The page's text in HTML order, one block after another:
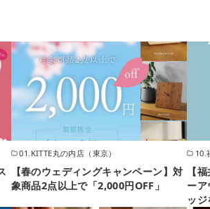
01.KITTE丸の内店（東京）
【春のウェディングキャンペーン】対
象商品2点以上で「2,000円OFF」
10.
【
ー
ッ